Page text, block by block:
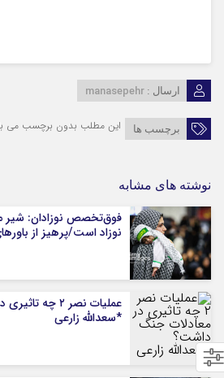
ارسال : manasepehr
برچسب ها این مطلب بدون برچسب می
نوشته های مشابه
فوق‌تخصص نوزادان: شیر
نوزاد است/پرهیز از
عملیات نصر ۲
*سعدالله زارعی